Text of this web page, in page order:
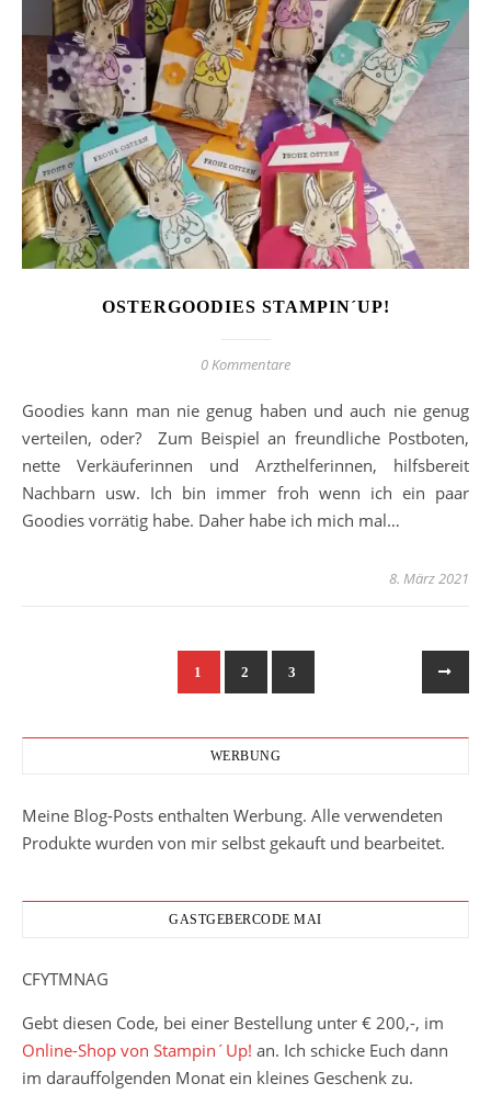
OSTERGOODIES STAMPIN´UP!
0 Kommentare
Goodies kann man nie genug haben und auch nie genug
verteilen, oder? Zum Beispiel an freundliche Postboten,
nette Verkäuferinnen und Arzthelferinnen, hilfsbereit
Nachbarn usw. Ich bin immer froh wenn ich ein paar
Goodies vorrätig habe. Daher habe ich mich mal…
8. März 2021
1 2 3
WERBUNG
Meine Blog-Posts enthalten Werbung. Alle verwendeten
Produkte wurden von mir selbst gekauft und bearbeitet.
GASTGEBERCODE MAI
CFYTMNAG
Gebt diesen Code, bei einer Bestellung unter € 200,-, im
Online-Shop von Stampin´Up! an. Ich schicke Euch dann
im darauffolgenden Monat ein kleines Geschenk zu.